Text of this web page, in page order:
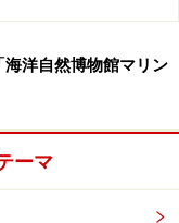
洋自然博物館マリン
ーマ